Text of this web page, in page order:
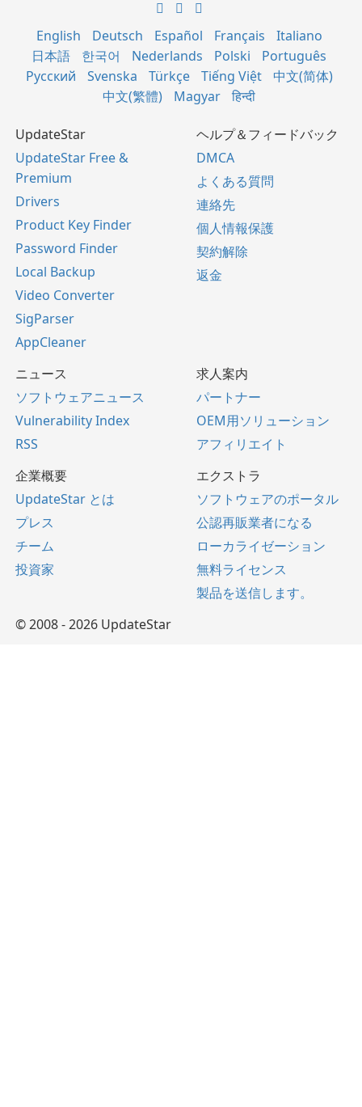
English Deutsch Español Français
Italiano
日本語
한국어 Nederlands Polski
Português
Русский
Svenska Türkçe Tiếng Việt
中文(简体)
中文(繁體)
Magyar हिन्दी
UpdateStar
UpdateStar Free &
Premium
Drivers
Product Key Finder
Password Finder
Local Backup
Video Converter
SigParser
AppCleaner
ヘルプ＆フィードバック
DMCA
よくある質問
連絡先
個人情報保護
契約解除
返金
ニュース
ソフトウェアニュース
Vulnerability Index
RSS
求人案内
パートナー
OEM用ソリューション
アフィリエイト
企業概要
UpdateStar とは
プレス
チーム
投資家
エクストラ
ソフトウェアのポータル
公認再販業者になる
ローカライゼーション
無料ライセンス
製品を送信します。
© 2008 - 2026 UpdateStar